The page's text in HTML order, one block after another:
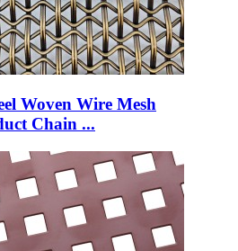
Woven Wire Mesh
Chain ...